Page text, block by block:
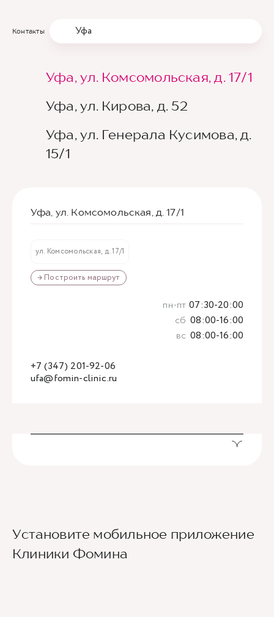
Контакты Уфа
Уфа, ул. Комсомольская, д. 17/1
Уфа, ул. Кирова, д. 52
Уфа, ул. Генерала Кусимова, д.
15/1
Уфа, ул. Комсомольская, д. 17/1
ул. Комсомольская, д. 17/1
→ Построить маршрут
ufa@fomin-clinic.ru
+7 (347) 201-92-06
пн-пт 07:30-20:00
сб 08:00-16:00
вс 08:00-16:00
Установите мобильное приложение
Клиники Фомина